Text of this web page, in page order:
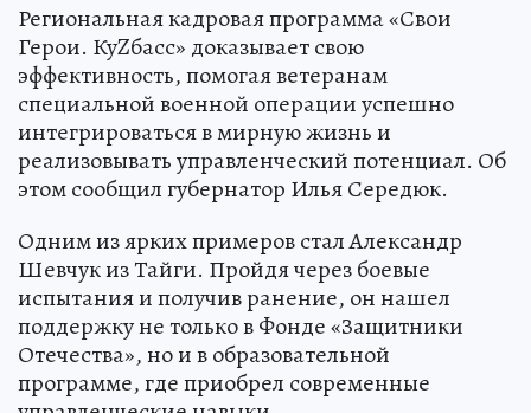
Региональная кадровая программа «Свои
Герои. КуZбасс» доказывает свою
эффективность, помогая ветеранам
специальной военной операции успешно
интегрироваться в мирную жизнь и
реализовывать управленческий потенциал. Об
этом сообщил губернатор Илья Середюк.
Одним из ярких примеров стал Александр
Шевчук из Тайги. Пройдя через боевые
испытания и получив ранение, он нашел
поддержку не только в Фонде «Защитники
Отечества», но и в образовательной
программе, где приобрел современные